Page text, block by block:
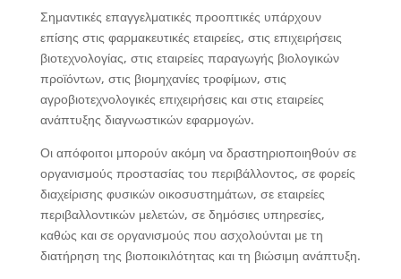
Σημαντικές επαγγελματικές προοπτικές υπάρχουν
επίσης στις φαρμακευτικές εταιρείες, στις επιχειρήσεις
βιοτεχνολογίας, στις εταιρείες παραγωγής βιολογικών
προϊόντων, στις βιομηχανίες τροφίμων, στις
αγροβιοτεχνολογικές επιχειρήσεις και στις εταιρείες
ανάπτυξης διαγνωστικών εφαρμογών.
Οι απόφοιτοι μπορούν ακόμη να δραστηριοποιηθούν σε
οργανισμούς προστασίας του περιβάλλοντος, σε φορείς
διαχείρισης φυσικών οικοσυστημάτων, σε εταιρείες
περιβαλλοντικών μελετών, σε δημόσιες υπηρεσίες,
καθώς και σε οργανισμούς που ασχολούνται με τη
διατήρηση της βιοποικιλότητας και τη βιώσιμη ανάπτυξη.